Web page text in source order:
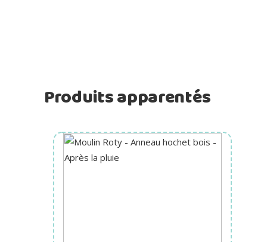
Produits apparentés